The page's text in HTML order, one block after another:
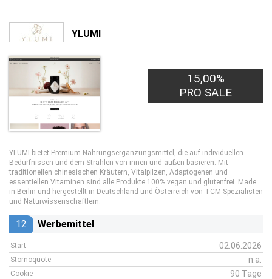
YLUMI
15,00%
PRO SALE
YLUMI bietet Premium-Nahrungsergänzungsmittel, die auf individuellen
Bedürfnissen und dem Strahlen von innen und außen basieren. Mit
traditionellen chinesischen Kräutern, Vitalpilzen, Adaptogenen und
essentiellen Vitaminen sind alle Produkte 100% vegan und glutenfrei. Made
in Berlin und hergestellt in Deutschland und Österreich von TCM-Spezialisten
und Naturwissenschaftlern.
12 Werbemittel
Start 02.06.2026
Stornoquote n.a.
Cookie 90 Tage